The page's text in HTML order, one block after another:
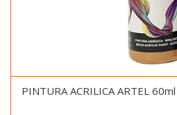
PINTURA ACRILICA ARTEL